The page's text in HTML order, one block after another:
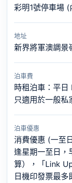
彩明1號停車場
地址
新界將軍澳調景
泊車費
時租泊車：平
只適用於一般私
泊車優惠
消費優惠 (一至
逢星期一至日，
算），「Link
日機印發票最